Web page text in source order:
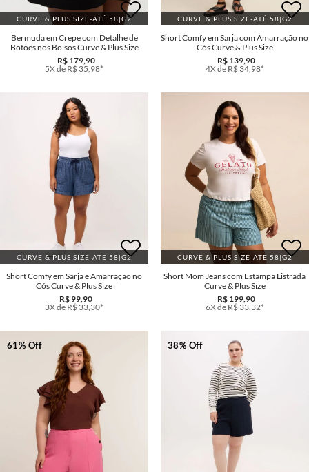
CURVE & PLUS SIZE-ATÉ 58|G2
Bermuda em Crepe com Detalhe de
Botões nos Bolsos Curve & Plus Size
R$ 179,90
5X de R$ 35,98*
CURVE & PLUS SIZE-ATÉ 58|G2
Short Comfy em Sarja com Amarração no
Cós Curve & Plus Size
R$ 139,90
4X de R$ 34,98*
CURVE & PLUS SIZE-ATÉ 58|G2
Short Comfy em Sarja e Amarração no
Cós Curve & Plus Size
R$ 99,90
3X de R$ 33,30*
CURVE & PLUS SIZE-ATÉ 58|G2
Short Mom Jeans com Estampa Listrada
Curve & Plus Size
R$ 199,90
6X de R$ 33,32*
61% Off 38% Off